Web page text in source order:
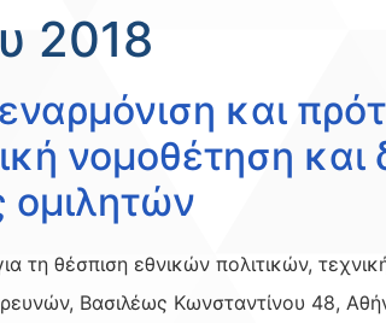
2018
και
νομοθέτηση και
ομιλητών
τη θέσπιση εθνικών πολιτικών,
Βασιλέως Κωνσταντίνου 48,